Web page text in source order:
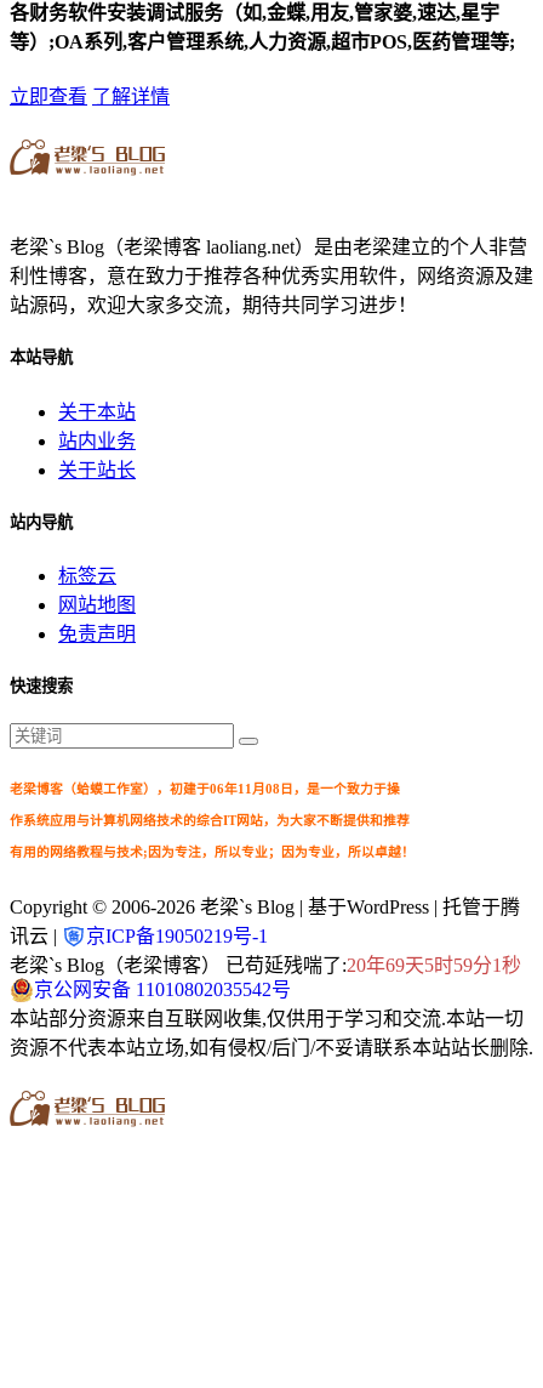
各财务软件安装调试服务（如,金蝶,用友,管家婆,速达,星宇
等）;OA系列,客户管理系统,人力资源,超市POS,医药管理等;
立即查看 了解详情
老梁`s Blog（老梁博客 laoliang.net）是由老梁建立的个人非营
利性博客，意在致力于推荐各种优秀实用软件，网络资源及建
站源码，欢迎大家多交流，期待共同学习进步！
本站导航
关于本站
站内业务
关于站长
站内导航
标签云
网站地图
免责声明
快速搜索
老梁博客（蛤蟆工作室），初建于06年11月08日，是一个致力于操
作系统应用与计算机网络技术的综合IT网站，为大家不断提供和推荐
有用的网络教程与技术;因为专注，所以专业；因为专业，所以卓越！
Copyright © 2006-2026 老梁`s Blog | 基于WordPress | 托管于腾
讯云 |
京ICP备19050219号-1
老梁`s Blog（老梁博客） 已苟延残喘了:20年69天5时59分1秒
京公网安备 11010802035542号
本站部分资源来自互联网收集,仅供用于学习和交流.本站一切
资源不代表本站立场,如有侵权/后门/不妥请联系本站站长删除.